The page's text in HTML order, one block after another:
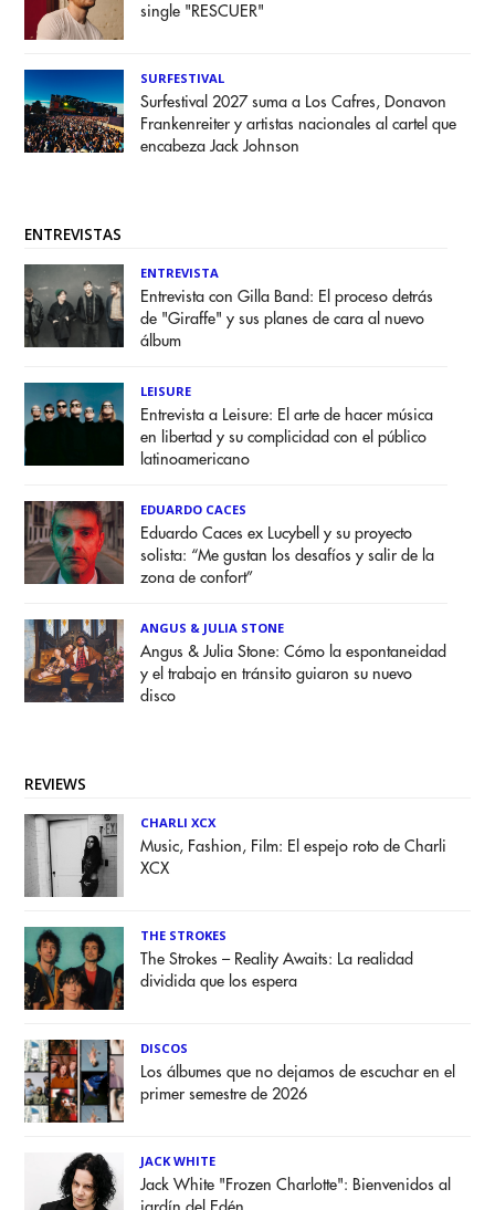
single "RESCUER"
SURFESTIVAL
Surfestival 2027 suma a Los Cafres, Donavon
Frankenreiter y artistas nacionales al cartel que
encabeza Jack Johnson
ENTREVISTAS
ENTREVISTA
Entrevista con Gilla Band: El proceso detrás
de "Giraffe" y sus planes de cara al nuevo
álbum
LEISURE
Entrevista a Leisure: El arte de hacer música
en libertad y su complicidad con el público
latinoamericano
EDUARDO CACES
Eduardo Caces ex Lucybell y su proyecto
solista: “Me gustan los desafíos y salir de la
zona de confort”
ANGUS & JULIA STONE
Angus & Julia Stone: Cómo la espontaneidad
y el trabajo en tránsito guiaron su nuevo
disco
REVIEWS
CHARLI XCX
Music, Fashion, Film: El espejo roto de Charli
XCX
THE STROKES
The Strokes – Reality Awaits: La realidad
dividida que los espera
DISCOS
Los álbumes que no dejamos de escuchar en el
primer semestre de 2026
JACK WHITE
Jack White "Frozen Charlotte": Bienvenidos al